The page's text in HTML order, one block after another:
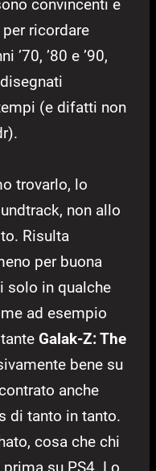
convincenti e
ricordare
’70, ’80 e ’90,
(e difatti non
trovarlo, lo
non allo
Risulta
per buona
solo in qualche
ad esempio
Galak-Z: The
bene su
anche
di tanto in tanto.
cosa che chi
su PS4. Lo